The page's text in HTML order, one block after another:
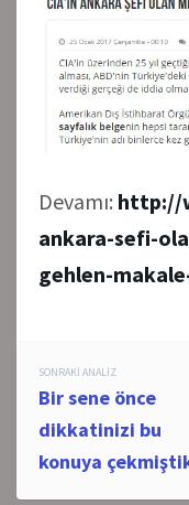
Devamı: http://
ankara-sefi-
gehlen-
Post
SONRAKI ANALIZ
Bir sene önce
dikkatinizi bu
konuya